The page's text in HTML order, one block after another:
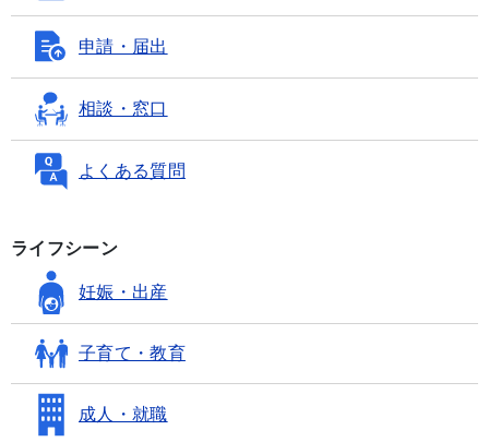
申請・届出
相談・窓口
よくある質問
ライフシーン
妊娠・出産
子育て・教育
成人・就職